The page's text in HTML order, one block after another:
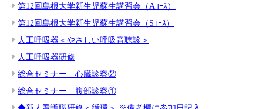
第12回島根大学新生児蘇生講習会（Aｺｰｽ）
第12回島根大学新生児蘇生講習会（Sｺｰｽ）
人工呼吸器＜やさしい呼吸音聴診＞
人工呼吸器研修
総合セミナー 心臓診察②
総合セミナー 腹部診察①